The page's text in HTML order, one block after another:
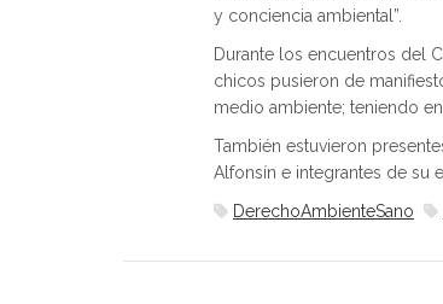
y conciencia ambiental”.
Durante los encuentros del
chicos pusieron de
medio ambiente; teniendo
También estuvieron
Alfonsín e integrantes de su
DerechoAmbienteSano